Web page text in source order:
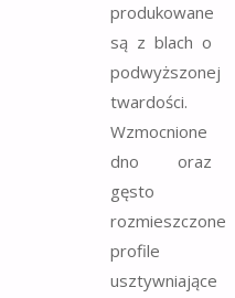
produkowane
są z blach o
podwyższonej
twardości.
Wzmocnione
dno oraz
gęsto
rozmieszczone
profile
usztywniające